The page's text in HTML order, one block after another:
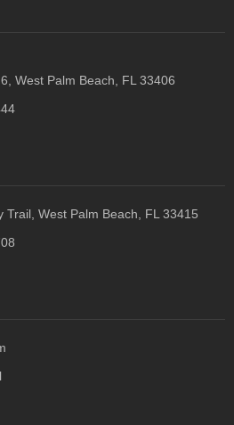
West Palm Beach, FL 33406
Trail, West Palm Beach, FL 33415